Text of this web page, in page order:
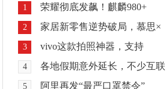
1 荣耀彻底发飙！麒麟980+
2 家居新零售逆势破局，慕思×
3 vivo这款拍照神器，支持
4 各地假期意外延长，不少互联
5 阿里再发“最严口罩禁令”